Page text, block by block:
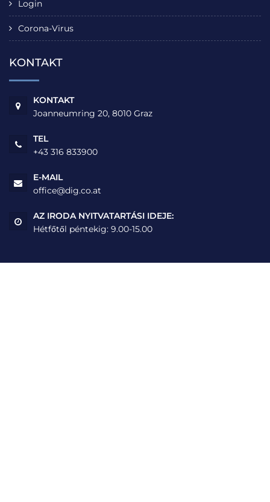
Login
Corona-Virus
KONTAKT
KONTAKT
Joanneumring 20, 8010 Graz
TEL
+43 316 833900
E-MAIL
office@dig.co.at
AZ IRODA NYITVATARTÁSI IDEJE:
Hétfőtől péntekig: 9.00-15.00